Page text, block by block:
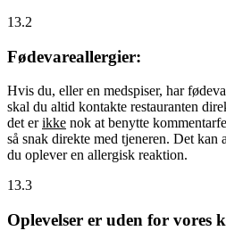
13.2
Fødevareallergier:
Hvis du, eller en medspiser, har
skal du altid kontakte restauranten
det erikke nok at benytte
så snak direkte med tjeneren. Det kan
du oplever en allergisk reaktion.
13.3
Oplevelser er uden for vores